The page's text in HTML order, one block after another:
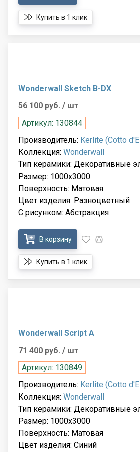
Купить в 1 клик
Wonderwall Sketch B-DX
56 100 руб. / шт
Артикул: 130844
Производитель: Kerlite (Cotto
Коллекция: Wonderwall
Тип керамики: Декоративные
Размер: 1000x3000
Поверхность: Матовая
Цвет изделия: Разноцветный
С рисунком: Абстракция
В корзину
Купить в 1 клик
Wonderwall Script A
71 400 руб. / шт
Артикул: 130849
Производитель: Kerlite (Cotto
Коллекция: Wonderwall
Тип керамики: Декоративные
Размер: 1000x3000
Поверхность: Матовая
Цвет изделия: Синий